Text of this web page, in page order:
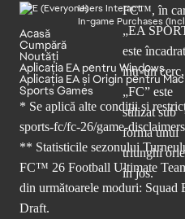
Users Interact
In-game Purchases
Acasă
Cumpără
Noutăți
Aplicația EA pentru Windows
Aplicația EA și Origin pentru Mac
Sports Games
* Se aplică alte condiții și
sports-fc/fc-26/game-disclaimers
** Statisticile sezonului
FC™ 26 Football Ultimate
din următoarele moduri: Squad
Draft.